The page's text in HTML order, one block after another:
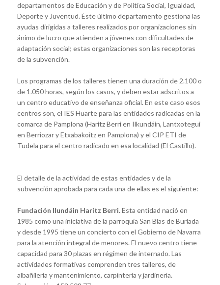
departamentos de Educación y de Política Social, Igualdad,
Deporte y Juventud. Éste último departamento gestiona las
ayudas dirigidas a talleres realizados por organizaciones sin
ánimo de lucro que atienden a jóvenes con dificultades de
adaptación social; estas organizaciones son las receptoras
de la subvención.
Los programas de los talleres tienen una duración de 2.100 o
de 1.050 horas, según los casos, y deben estar adscritos a
un centro educativo de enseñanza oficial. En este caso esos
centros son, el IES Huarte para las entidades radicadas en la
comarca de Pamplona (Haritz Berri en Ilkundáin, Lantxotegui
en Berriozar y Etxabakoitz en Pamplona) y el CIP ETI de
Tudela para el centro radicado en esa localidad (El Castillo).
El detalle de la actividad de estas entidades y de la
subvención aprobada para cada una de ellas es el siguiente:
Fundación Ilundáin Haritz Berri.Esta entidad nació en
1985 como una iniciativa de la parroquia San Blas de Burlada
y desde 1995 tiene un concierto con el Gobierno de Navarra
para la atención integral de menores. El nuevo centro tiene
capacidad para 30 plazas en régimen de internado. Las
actividades formativas comprenden tres talleres, de
albañilería y mantenimiento, carpintería y jardinería.